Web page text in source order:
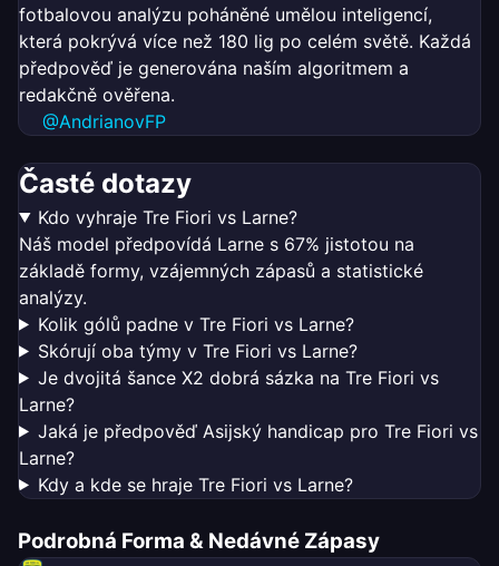
fotbalovou analýzu poháněné umělou inteligencí,
která pokrývá více než 180 lig po celém světě. Každá
předpověď je generována naším algoritmem a
redakčně ověřena.
@AndrianovFP
Časté dotazy
Kdo vyhraje Tre Fiori vs Larne?
Náš model předpovídá Larne s 67% jistotou na
základě formy, vzájemných zápasů a statistické
analýzy.
Kolik gólů padne v Tre Fiori vs Larne?
Skórují oba týmy v Tre Fiori vs Larne?
Je dvojitá šance X2 dobrá sázka na Tre Fiori vs
Larne?
Jaká je předpověď Asijský handicap pro Tre Fiori vs
Larne?
Kdy a kde se hraje Tre Fiori vs Larne?
Podrobná Forma & Nedávné Zápasy